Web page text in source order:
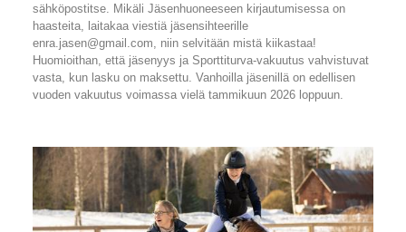
sähköpostitse. Mikäli Jäsenhuoneeseen kirjautumisessa on
haasteita, laitakaa viestiä jäsensihteerille
enra.jasen@gmail.com, niin selvitään mistä kiikastaa!
Huomioithan, että jäsenyys ja Sporttiturva-vakuutus vahvistuvat
vasta, kun lasku on maksettu. Vanhoilla jäsenillä on edellisen
vuoden vakuutus voimassa vielä tammikuun 2026 loppuun.